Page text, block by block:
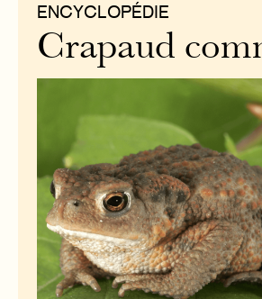
ENCYCLOPÉDIE
Crapaud